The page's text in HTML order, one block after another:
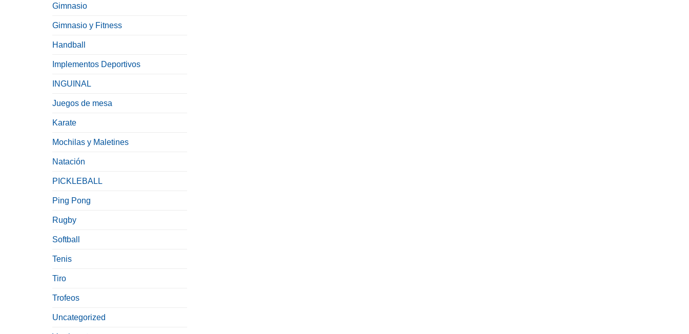
Gimnasio
Gimnasio y Fitness
Handball
Implementos Deportivos
INGUINAL
Juegos de mesa
Karate
Mochilas y Maletines
Natación
PICKLEBALL
Ping Pong
Rugby
Softball
Tenis
Tiro
Trofeos
Uncategorized